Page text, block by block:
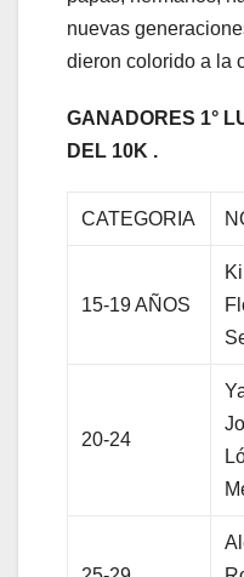
nuevas
dieron colorido a la
GANADORES 1°
DEL 10K .
CATEGORIA
15-19 AÑOS
20-24